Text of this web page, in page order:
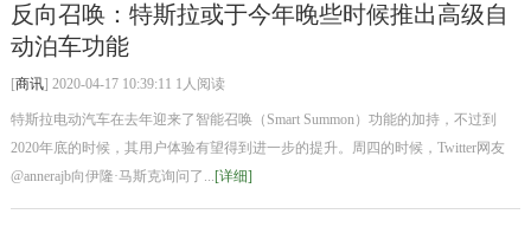
反向召唤：特斯拉或于今年晚些时候推出高级自
动泊车功能
[商讯] 2020-04-17 10:39:11 1人阅读
特斯拉电动汽车在去年迎来了智能召唤（Smart Summon）功能的加持，不过到
2020年底的时候，其用户体验有望得到进一步的提升。周四的时候，Twitter网友
@annerajb向伊隆·马斯克询问了...[详细]